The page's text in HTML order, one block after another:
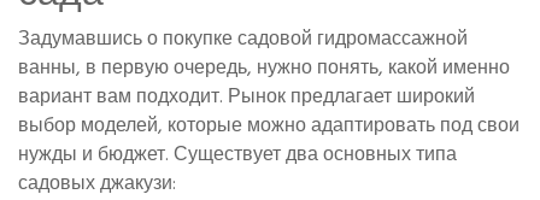
Задумавшись о покупке садовой гидромассажной
ванны, в первую очередь, нужно понять, какой именно
вариант вам подходит. Рынок предлагает широкий
выбор моделей, которые можно адаптировать под свои
нужды и бюджет. Существует два основных типа
садовых джакузи: